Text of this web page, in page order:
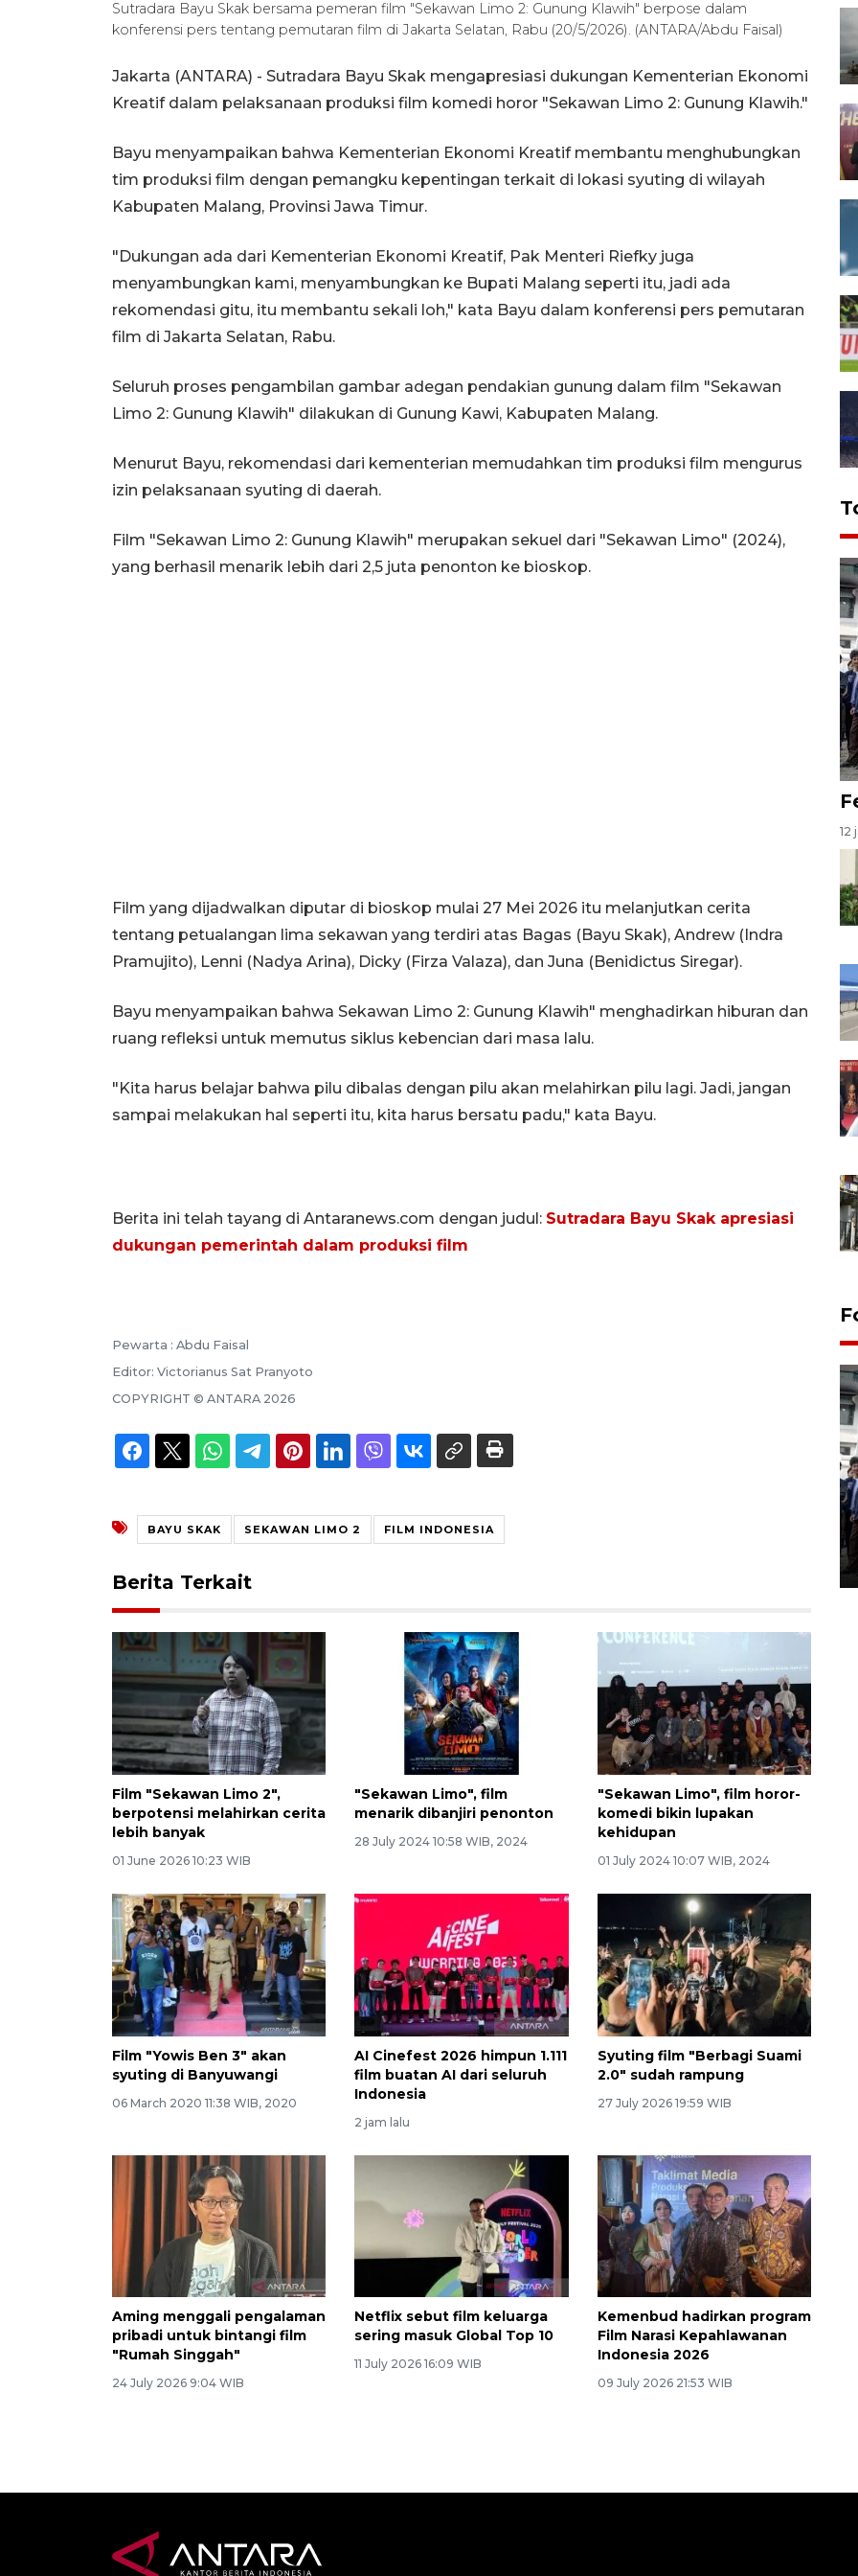
Sutradara Bayu Skak bersama pemeran film "Sekawan Limo 2: Gunung Klawih" berpose dalam
konferensi pers tentang pemutaran film di Jakarta Selatan, Rabu (20/5/2026). (ANTARA/Abdu Faisal)
Jakarta (ANTARA) - Sutradara Bayu Skak mengapresiasi dukungan Kementerian Ekonomi
Kreatif dalam pelaksanaan produksi film komedi horor "Sekawan Limo 2: Gunung Klawih."
Bayu menyampaikan bahwa Kementerian Ekonomi Kreatif membantu menghubungkan
tim produksi film dengan pemangku kepentingan terkait di lokasi syuting di wilayah
Kabupaten Malang, Provinsi Jawa Timur.
"Dukungan ada dari Kementerian Ekonomi Kreatif, Pak Menteri Riefky juga
menyambungkan kami, menyambungkan ke Bupati Malang seperti itu, jadi ada
rekomendasi gitu, itu membantu sekali loh," kata Bayu dalam konferensi pers pemutaran
film di Jakarta Selatan, Rabu.
Seluruh proses pengambilan gambar adegan pendakian gunung dalam film "Sekawan
Limo 2: Gunung Klawih" dilakukan di Gunung Kawi, Kabupaten Malang.
Menurut Bayu, rekomendasi dari kementerian memudahkan tim produksi film mengurus
izin pelaksanaan syuting di daerah.
Film "Sekawan Limo 2: Gunung Klawih" merupakan sekuel dari "Sekawan Limo" (2024),
yang berhasil menarik lebih dari 2,5 juta penonton ke bioskop.
Film yang dijadwalkan diputar di bioskop mulai 27 Mei 2026 itu melanjutkan cerita
tentang petualangan lima sekawan yang terdiri atas Bagas (Bayu Skak), Andrew (Indra
Pramujito), Lenni (Nadya Arina), Dicky (Firza Valaza), dan Juna (Benidictus Siregar).
Bayu menyampaikan bahwa Sekawan Limo 2: Gunung Klawih" menghadirkan hiburan dan
ruang refleksi untuk memutus siklus kebencian dari masa lalu.
"Kita harus belajar bahwa pilu dibalas dengan pilu akan melahirkan pilu lagi. Jadi, jangan
sampai melakukan hal seperti itu, kita harus bersatu padu," kata Bayu.
Berita ini telah tayang di Antaranews.com dengan judul: Sutradara Bayu Skak apresiasi
dukungan pemerintah dalam produksi film
Pewarta : Abdu Faisal
Editor: Victorianus Sat Pranyoto
COPYRIGHT © ANTARA 2026
BAYU SKAK SEKAWAN LIMO 2 FILM INDONESIA
Berita Terkait
Film "Sekawan Limo 2",
berpotensi melahirkan cerita
lebih banyak
01 June 2026 10:23 WIB
"Sekawan Limo", film
menarik dibanjiri penonton
28 July 2024 10:58 WIB, 2024
"Sekawan Limo", film horor-
komedi bikin lupakan
kehidupan
01 July 2024 10:07 WIB, 2024
Film "Yowis Ben 3" akan
syuting di Banyuwangi
06 March 2020 11:38 WIB, 2020
AI Cinefest 2026 himpun 1.111
film buatan AI dari seluruh
Indonesia
2 jam lalu
Syuting film "Berbagi Suami
2.0" sudah rampung
27 July 2026 19:59 WIB
Aming menggali pengalaman
pribadi untuk bintangi film
"Rumah Singgah"
24 July 2026 9:04 WIB
Netflix sebut film keluarga
sering masuk Global Top 10
11 July 2026 16:09 WIB
Kemenbud hadirkan program
Film Narasi Kepahlawanan
Indonesia 2026
09 July 2026 21:53 WIB
12